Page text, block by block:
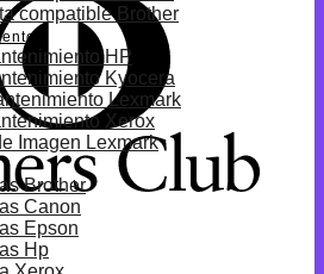
compatible Brother
HP
Kyocera
Lexmark
Xerox
Imagen Lexmark
Brother
Canon
Epson
Hp